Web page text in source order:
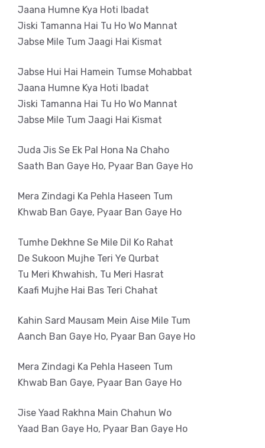
Jaana Humne Kya Hoti Ibadat
Jiski Tamanna Hai Tu Ho Wo Mannat
Jabse Mile Tum Jaagi Hai Kismat
Jabse Hui Hai Hamein Tumse Mohabbat
Jaana Humne Kya Hoti Ibadat
Jiski Tamanna Hai Tu Ho Wo Mannat
Jabse Mile Tum Jaagi Hai Kismat
Juda Jis Se Ek Pal Hona Na Chaho
Saath Ban Gaye Ho, Pyaar Ban Gaye Ho
Mera Zindagi Ka Pehla Haseen Tum
Khwab Ban Gaye, Pyaar Ban Gaye Ho
Tumhe Dekhne Se Mile Dil Ko Rahat
De Sukoon Mujhe Teri Ye Qurbat
Tu Meri Khwahish, Tu Meri Hasrat
Kaafi Mujhe Hai Bas Teri Chahat
Kahin Sard Mausam Mein Aise Mile Tum
Aanch Ban Gaye Ho, Pyaar Ban Gaye Ho
Mera Zindagi Ka Pehla Haseen Tum
Khwab Ban Gaye, Pyaar Ban Gaye Ho
Jise Yaad Rakhna Main Chahun Wo
Yaad Ban Gaye Ho, Pyaar Ban Gaye Ho